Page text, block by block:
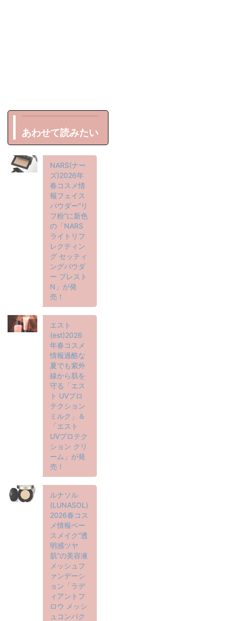
あわせて読みたい
NARS(ナー
ズ)2026年
春コスメ情
報フェイス
パウダー“リ
フ粉”に新色
の「NARS
ライトリフ
レクティン
グ セッティ
ングパウダ
ー プレスト
N」が発
売！
エスト
(est)2026
年春コスメ
情報過酷な
夏でも紫外
線から肌を
守る「エス
ト UVプロ
テクション
ミルク」＆
「エスト
UVプロテク
ション クリ
ーム」が発
売！
ルナソル
(LUNASOL)
2026春コス
メ情報ベー
スメイク“透
明感ツヤ
肌”の美容液
メッシュフ
ァンデーシ
ョン「ラデ
ィアントフ
ロウ メッシ
ュコンパク